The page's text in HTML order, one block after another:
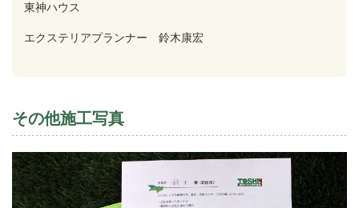
東神ハウス
エクステリアプランナー 鈴木康宏
その他施工写真